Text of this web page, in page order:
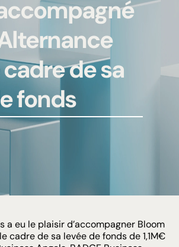
de sa
fonds
a eu le plaisir d’accompagner Bloom
cadre de sa levée de fonds de 1,1M€